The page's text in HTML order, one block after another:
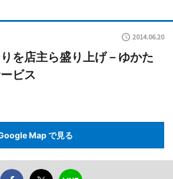
2014.06.20
を店主ら盛り上げ－ゆかた
ビス
Map で見る